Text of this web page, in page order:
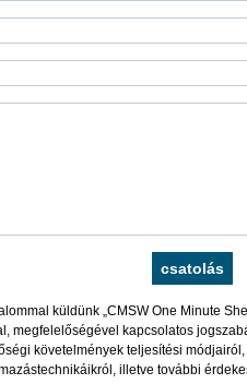
küldünk „CMSW One Minute
megfelelőségével kapcsolatos
követelmények teljesítési
illetve további